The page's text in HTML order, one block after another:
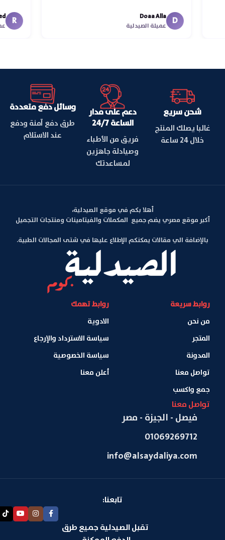
D
Doaa Alla
عميلة الصيدلية
R
شحن سريع
غالبا يصلك المنتج
خلال 24 ساعة
دعم على مدار
الساعة 24/7
فريق من الأطباء
وصيادلة جاهزين
لمساعدتك
وسائل دفع متعددة
طرق دفع آمنة ودفع
عند الاستلام
أهلا بكم في موقع الصيدلية،
أكبر موقع مصري يضم جميع المكملات والفيتامينات ومنتجات التجميل
بالإضافة الي مقالات يمكنكم الإطلاع عليها في شتى المجالات الطبية.
روابط سريعة
من نحن
المتجر
المدونة
تواصل معنا
جمع واكسب
روابط تهمك
الادوية
سياسة الاسترداد والإرجاع
سياسة الخصوصية
أعلن معنا
تواصل معنا
فيصل - الجيزة - مصر
01069269712
info@alsaydaliya.com
تابعنا:
تقبل الصيدلية جميع طرق